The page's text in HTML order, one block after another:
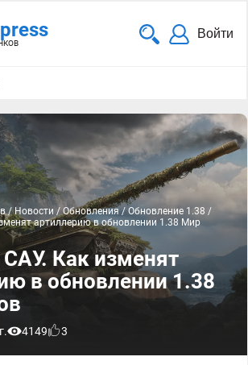
Войти
/ Новости / Обновления/ Обновление 1.38 /
артиллерию в обновлении 1.38 Мир
Как изменят
в обновлении 1.38
4149 3